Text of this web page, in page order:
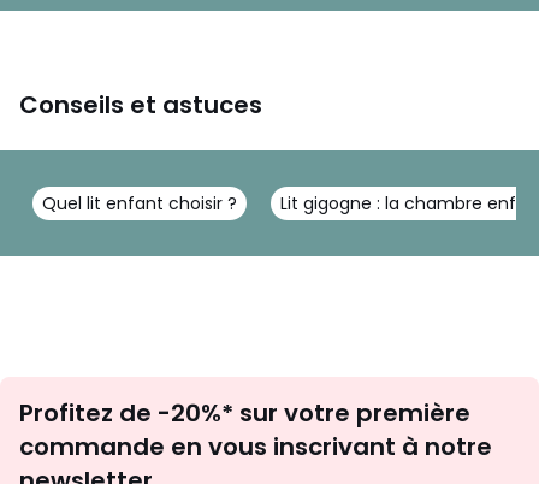
Conseils et astuces
Quel lit enfant choisir ? Lit gigogne : la chambre
newsletter
Profitez de -20%* sur votre première
commande en vous inscrivant à notre